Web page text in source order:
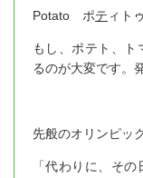
Potato ポテ ィト
もし、ポテト、ト
るのが大変です。
先般のオリンピッ
「代わりに、そ